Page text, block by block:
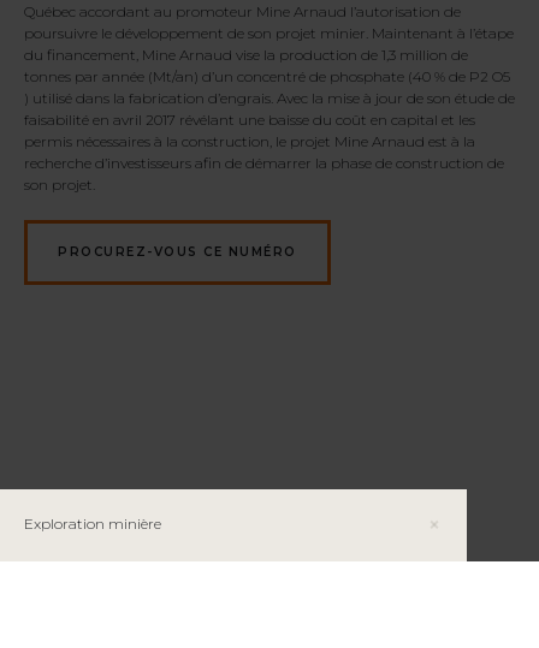
Exploration minière
Québec accordant au promoteur Mine Arnaud l’autorisation de
poursuivre le développement de son projet minier. Maintenant à l’étape
du financement, Mine Arnaud vise la production de 1,3 million de
tonnes par année (Mt/an) d’un concentré de phosphate (40 % de P2 O5
) utilisé dans la fabrication d’engrais. Avec la mise à jour de son étude de
faisabilité en avril 2017 révélant une baisse du coût en capital et les
permis nécessaires à la construction, le projet Mine Arnaud est à la
recherche d’investisseurs afin de démarrer la phase de construction de
son projet.
PROCUREZ-VOUS CE NUMÉRO